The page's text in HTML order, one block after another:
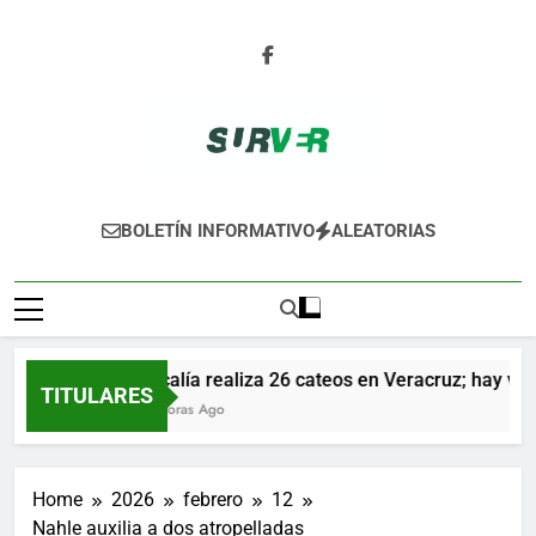
SURVER
BOLETÍN INFORMATIVO ALEATORIAS
TITULARES
Fiscalía realiza 26 cateos en Veracruz; hay
23 Horas Ago
Home 2026 febrero
12
Nahle auxilia a dos atropelladas